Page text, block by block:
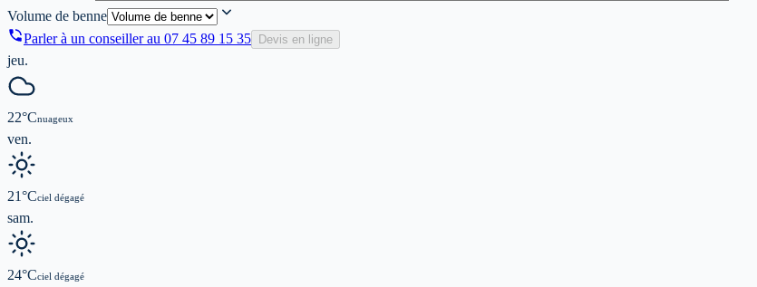
Volume de benne
Parler à un conseiller au 07 45 89 15 35 Devis en ligne
jeu.
22°Cnuageux
ven.
21°Cciel dégagé
sam.
24°Cciel dégagé